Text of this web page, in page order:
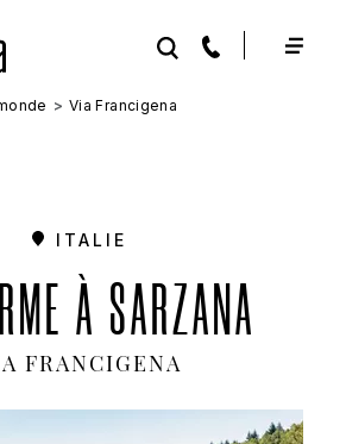
Via Francigena
ITALIE
À SARZANA
FRANCIGENA